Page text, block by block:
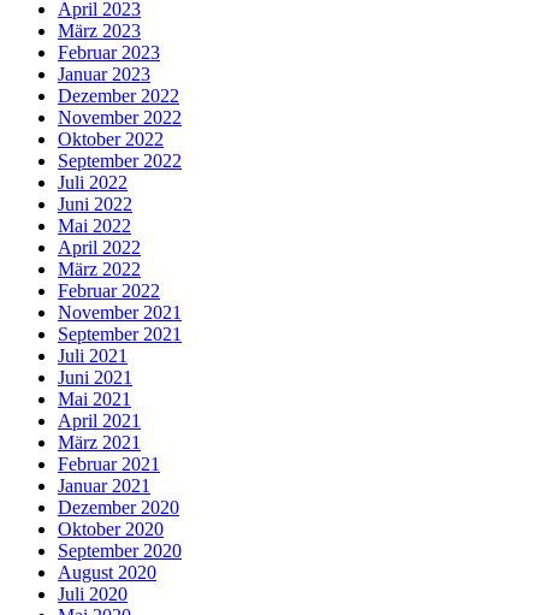
April 2023
März 2023
Februar 2023
Januar 2023
Dezember 2022
November 2022
Oktober 2022
September 2022
Juli 2022
Juni 2022
Mai 2022
April 2022
März 2022
Februar 2022
November 2021
September 2021
Juli 2021
Juni 2021
Mai 2021
April 2021
März 2021
Februar 2021
Januar 2021
Dezember 2020
Oktober 2020
September 2020
August 2020
Juli 2020